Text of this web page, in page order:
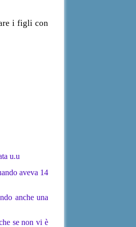
i figli con
u.u
aveva 14
anche una
se non vi è